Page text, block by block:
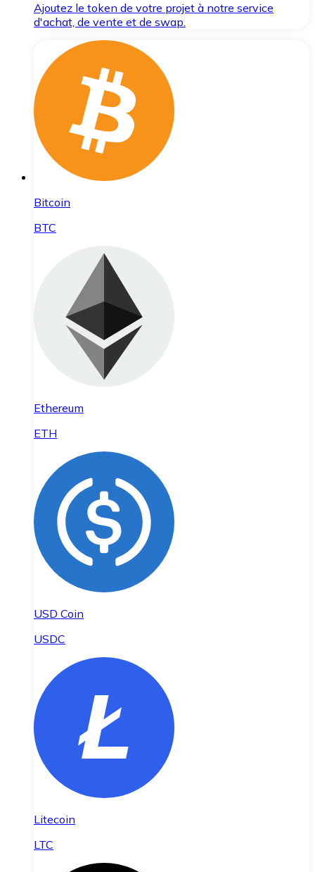
Ajoutez le token de votre projet à notre service
d'achat, de vente et de swap.
Bitcoin
BTC
Ethereum
ETH
USD Coin
USDC
Litecoin
LTC